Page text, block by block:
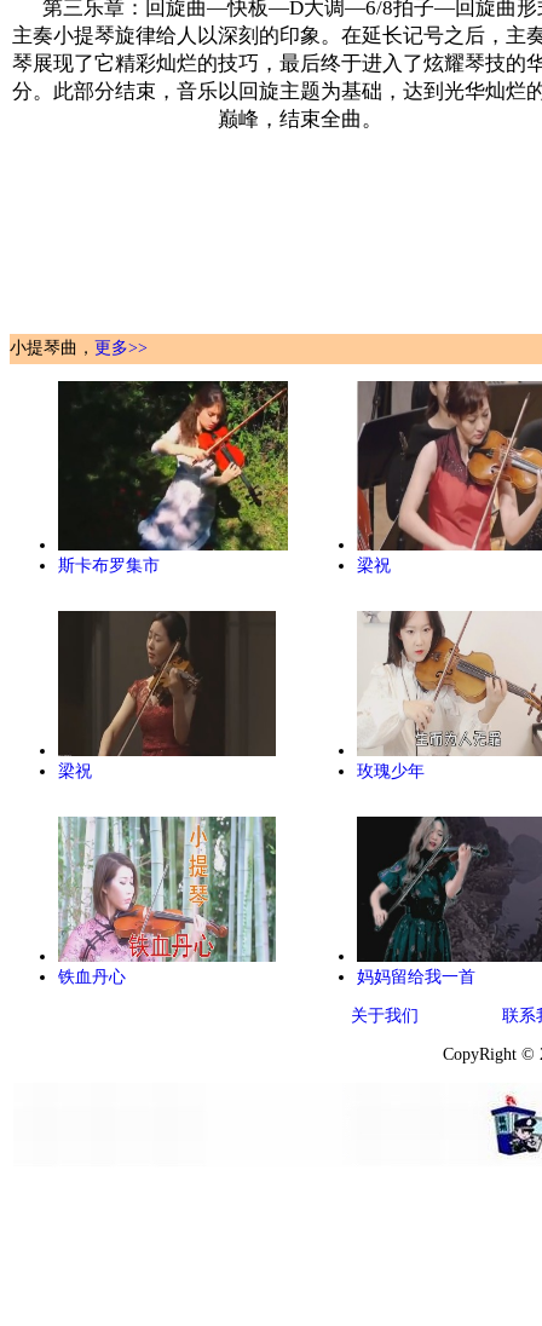
第三乐章：回旋曲—快板—D大调—6/8拍子—回旋曲形
主奏小提琴旋律给人以深刻的印象。在延长记号之后，主
琴展现了它精彩灿烂的技巧，最后终于进入了炫耀琴技的
分。此部分结束，音乐以回旋主题为基础，达到光华灿烂
巅峰，结束全曲。
小提琴曲， 更多>>
斯卡布罗集市 梁祝
梁祝 玫瑰少年
铁血丹心 妈妈留给我一首
关于我们 联系
CopyRight ©